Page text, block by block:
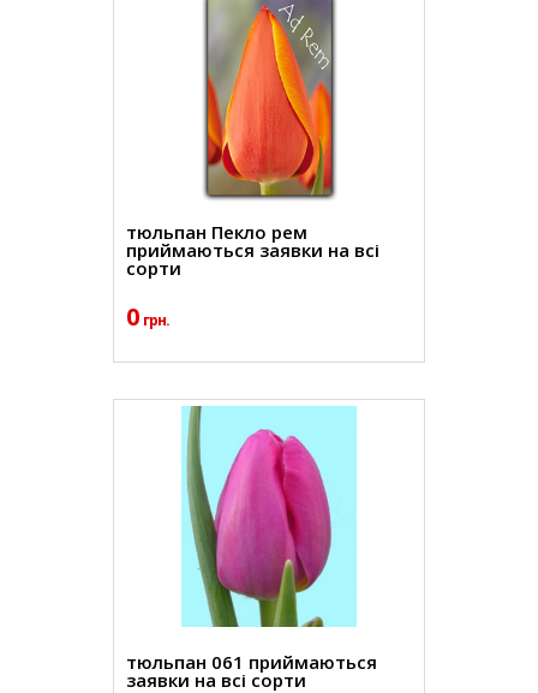
тюльпан Пекло рем
приймаються заявки на всі
сорти
0 грн.
тюльпан 061 приймаються
заявки на всі сорти